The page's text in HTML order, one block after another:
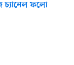
ফলো